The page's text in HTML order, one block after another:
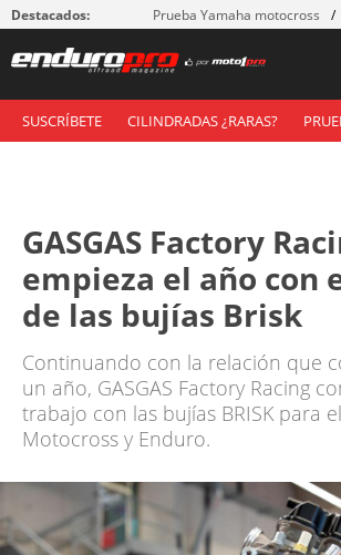
Destacados: Prueba Yamaha motocross
SUSCRÍBETE CILINDRADAS ¿RARAS?
GASGAS Factory
empieza el año con
de las bujías Brisk
Continuando con la relación que
un año, GASGAS Factory Racing
trabajo con las bujías BRISK para
Motocross y Enduro.